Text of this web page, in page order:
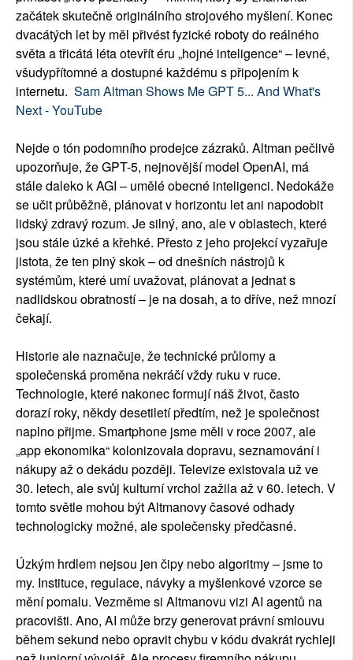
začátek skutečně originálního strojového myšlení. Konec
dvacátých let by měl přivést fyzické roboty do reálného
světa a třicátá léta otevřít éru „hojné inteligence“ – levné,
všudypřítomné a dostupné každému s připojením k
internetu. Sam Altman Shows Me GPT 5... And What's
Next - YouTube
Nejde o tón podomního prodejce zázraků. Altman pečlivě
upozorňuje, že GPT-5, nejnovější model OpenAI, má
stále daleko k AGI – umělé obecné inteligenci. Nedokáže
se učit průběžně, plánovat v horizontu let ani napodobit
lidský zdravý rozum. Je silný, ano, ale v oblastech, které
jsou stále úzké a křehké. Přesto z jeho projekcí vyzařuje
jistota, že ten plný skok – od dnešních nástrojů k
systémům, které umí uvažovat, plánovat a jednat s
nadlidskou obratností – je na dosah, a to dříve, než mnozí
čekají.
Historie ale naznačuje, že technické průlomy a
společenská proměna nekráčí vždy ruku v ruce.
Technologie, které nakonec formují náš život, často
dorazí roky, někdy desetiletí předtím, než je společnost
naplno přijme. Smartphone jsme měli v roce 2007, ale
„app ekonomika“ kolonizovala dopravu, seznamování i
nákupy až o dekádu později. Televize existovala už ve
30. letech, ale svůj kulturní vrchol zažila až v 60. letech. V
tomto světle mohou být Altmanovy časové odhady
technologicky možné, ale společensky předčasné.
Úzkým hrdlem nejsou jen čipy nebo algoritmy – jsme to
my. Instituce, regulace, návyky a myšlenkové vzorce se
mění pomalu. Vezměme si Altmanovu vizi AI agentů na
pracovišti. Ano, AI může brzy generovat právní smlouvu
během sekund nebo opravit chybu v kódu dvakrát rychleji